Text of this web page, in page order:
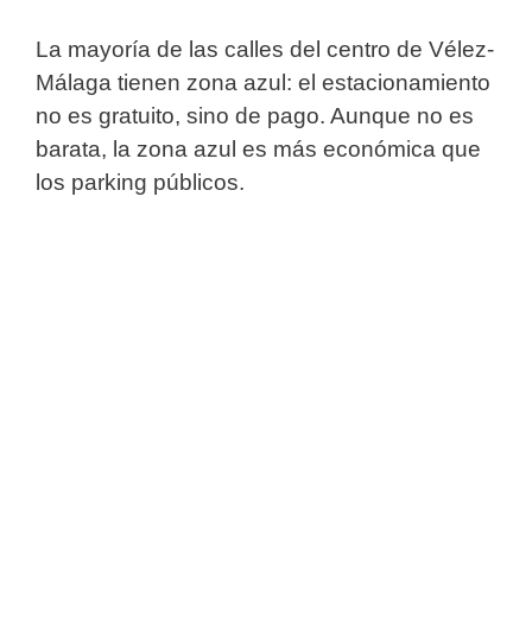
La mayoría de las calles del centro de Vélez-
Málaga tienen zona azul: el estacionamiento
no es gratuito, sino de pago. Aunque no es
barata, la zona azul es más económica que
los parking públicos.